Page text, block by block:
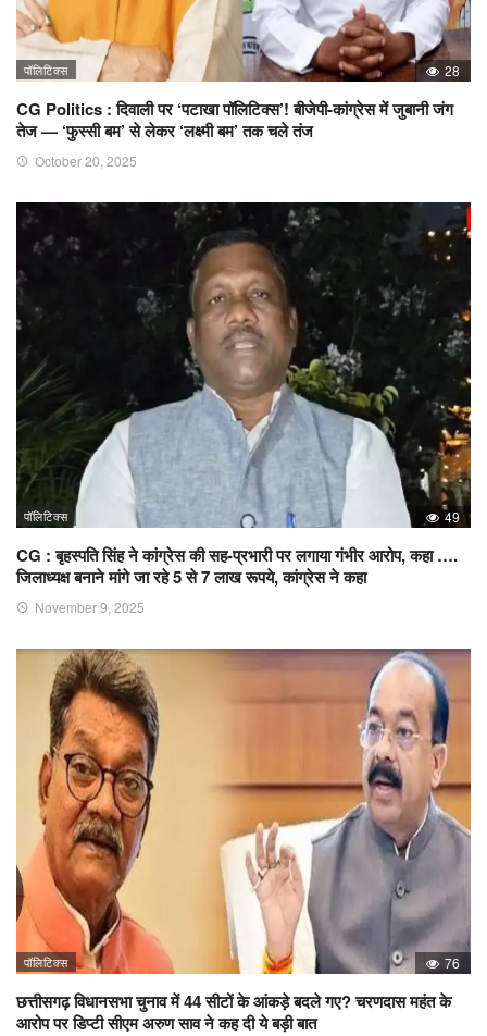
पॉलिटिक्स 28
CG Politics : दिवाली पर ‘पटाखा पॉलिटिक्स’! बीजेपी-कांग्रेस में जुबानी जंग
तेज — ‘फुस्सी बम’ से लेकर ‘लक्ष्मी बम’ तक चले तंज
October 20, 2025
पॉलिटिक्स 49
CG : बृहस्पति सिंह ने कांग्रेस की सह-प्रभारी पर लगाया गंभीर आरोप, कहा ….
जिलाध्यक्ष बनाने मांगे जा रहे 5 से 7 लाख रूपये, कांग्रेस ने कहा
November 9, 2025
पॉलिटिक्स 76
छत्तीसगढ़ विधानसभा चुनाव में 44 सीटों के आंकड़े बदले गए? चरणदास महंत के
आरोप पर डिप्टी सीएम अरुण साव ने कह दी ये बड़ी बात